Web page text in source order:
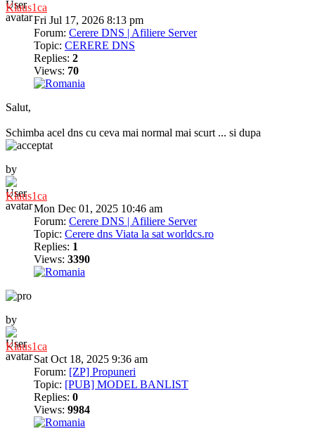
Klaus1ca
Fri Jul 17, 2026 8:13 pm
Forum: Cerere DNS | Afiliere Server
Topic: CERERE DNS
Replies: 2
Views: 70
Salut,
Schimba acel dns cu ceva mai normal mai scurt ... si dupa
by
Klaus1ca
Mon Dec 01, 2025 10:46 am
Forum: Cerere DNS | Afiliere Server
Topic: Cerere dns Viata la sat worldcs.ro
Replies: 1
Views: 3390
by
Klaus1ca
Sat Oct 18, 2025 9:36 am
Forum: [ZP] Propuneri
Topic: [PUB] MODEL BANLIST
Replies: 0
Views: 9984